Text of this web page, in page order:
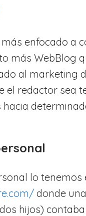
enfocado a
más WebBlog
al marketing
el redactor sea
lo tenemos
donde
hijos)